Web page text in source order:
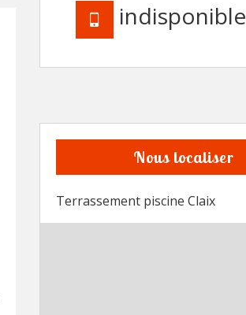
indisponible
Nous localiser
Terrassement piscine Claix